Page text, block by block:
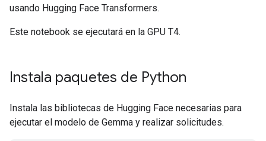
usando Hugging Face Transformers.
Este notebook se ejecutará en la GPU T4.
Instala paquetes de Python
Instala las bibliotecas de Hugging Face necesarias para
ejecutar el modelo de Gemma y realizar solicitudes.